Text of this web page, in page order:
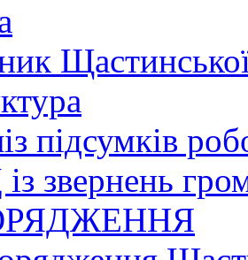
підсумків
звернень